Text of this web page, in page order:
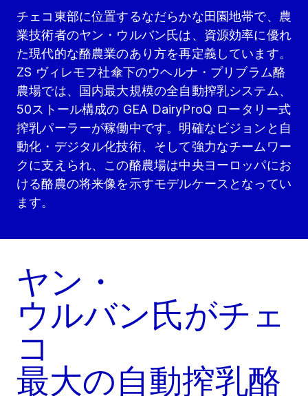
チェコ東部に位置するなだらかな田園地帯で、農
業技術者のヤン・ウルバン氏は、資源効率に優れ
た現代的な酪農業のあり方を再定義しています。
ZS ヴィレモフ社傘下のウヘルナ・プリブラム酪
農場では、国内最大規模の全自動搾乳システム、
50ストール構成の GEA DairyProQ ロータリー式
搾乳パーラーが稼働中です。明確なビジョンと自
動化・デジタル化技術、そして強力なチームワー
クに支えられ、この酪農場は中央ヨーロッパにお
ける酪農の将来像を示すモデルケースとなってい
ます。
ヤン・
ウルバン氏がチェ
コ
最大の自動搾乳酪